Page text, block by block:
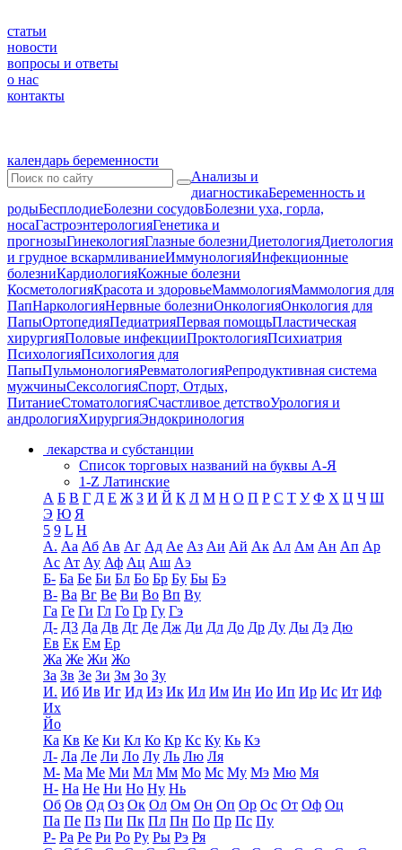
статьи
новости
вопросы и ответы
о нас
контакты
календарь беременности
Анализы и
диагностикаБеременность и
родыБесплодиеБолезни сосудовБолезни уха, горла,
носаГастроэнтерологияГенетика и
прогнозыГинекологияГлазные болезниДиетологияДиетология
и грудное вскармливаниеИммунологияИнфекционные
болезниКардиологияКожные болезни
КосметологияКрасота и здоровьеМаммологияМаммология для
ПапНаркологияНервные болезниОнкологияОнкология для
ПапыОртопедияПедиатрияПервая помощьПластическая
хирургияПоловые инфекцииПроктологияПсихиатрия
ПсихологияПсихология для
ПапыПульмонологияРевматологияРепродуктивная система
мужчиныСексологияСпорт, Отдых,
ПитаниеСтоматологияСчастливое детствоУрология и
андрологияХирургияЭндокринология
лекарства и субстанции
Список торговых названий на буквы А-Я
1-Z Латинские
А Б В Г Д Е Ж З И Й К Л М Н О П Р С Т У Ф Х Ц Ч Ш
Э Ю Я
5 9 L H
А. Аа Аб Ав Аг Ад Ае Аз Аи Ай Ак Ал Ам Ан Ап Ар
Ас Ат Ау Аф Ац Аш Аэ
Б- Ба Бе Би Бл Бо Бр Бу Бы Бэ
В- Ва Вг Ве Ви Во Вп Ву
Га Ге Ги Гл Го Гр Гу Гэ
Д- Д3 Да Дв Дг Де Дж Ди Дл До Др Ду Ды Дэ Дю
Ев Ек Ем Ер
Жа Же Жи Жо
За Зв Зе Зи Зм Зо Зу
И. Иб Ив Иг Ид Из Ик Ил Им Ин Ио Ип Ир Ис Ит Иф
Их
Йо
Ка Кв Ке Ки Кл Ко Кр Кс Ку Кь Кэ
Л- Ла Ле Ли Ло Лу Ль Лю Ля
М- Ма Ме Ми Мл Мм Мо Мс Му Мэ Мю Мя
Н- На Не Ни Но Ну Нь
Об Ов Од Оз Ок Ол Ом Он Оп Ор Ос От Оф Оц
Па Пе Пз Пи Пк Пл Пн По Пр Пс Пу
Р- Ра Ре Ри Ро Ру Ры Рэ Ря